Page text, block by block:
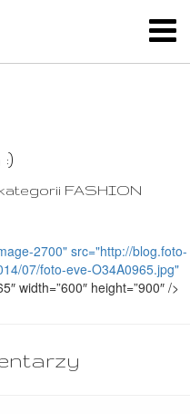
kategorii FASHION
2700" src="http://blog.foto-
07/foto-eve-O34A0965.jpg"
width=”600″ height=”900″ />